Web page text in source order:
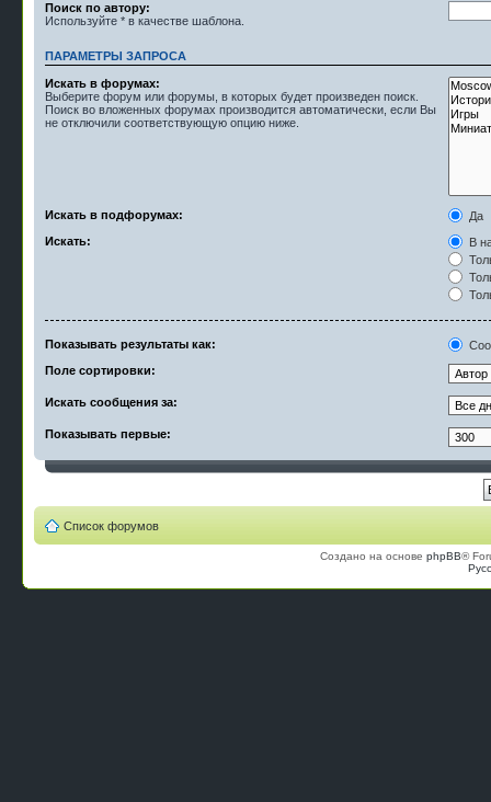
Поиск по автору:
Используйте * в качестве шаблона.
ПАРАМЕТРЫ ЗАПРОСА
Искать в форумах:
Выберите форум или форумы, в которых будет произведен поиск.
Поиск во вложенных форумах производится автоматически, если Вы
не отключили соответствующую опцию ниже.
Искать в подфорумах:
Да
Искать:
В
Показывать результаты как:
Поле сортировки:
Искать сообщения за:
Показывать первые:
Список форумов
Создано на основе phpBB®